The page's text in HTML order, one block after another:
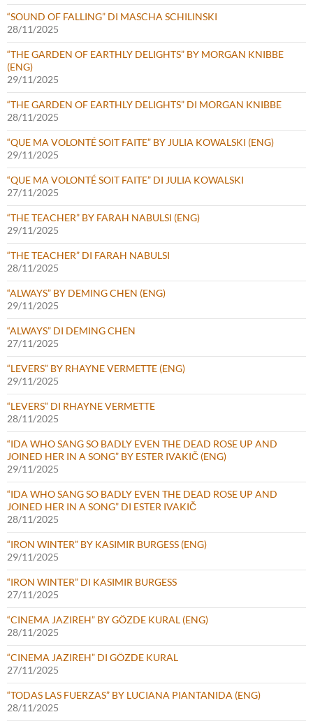
“SOUND OF FALLING” DI MASCHA SCHILINSKI
28/11/2025
“THE GARDEN OF EARTHLY DELIGHTS” BY MORGAN KNIBBE
(ENG)
29/11/2025
“THE GARDEN OF EARTHLY DELIGHTS” DI MORGAN KNIBBE
28/11/2025
“QUE MA VOLONTÉ SOIT FAITE” BY JULIA KOWALSKI (ENG)
29/11/2025
“QUE MA VOLONTÉ SOIT FAITE” DI JULIA KOWALSKI
27/11/2025
“THE TEACHER” BY FARAH NABULSI (ENG)
29/11/2025
“THE TEACHER” DI FARAH NABULSI
28/11/2025
“ALWAYS” BY DEMING CHEN (ENG)
29/11/2025
“ALWAYS” DI DEMING CHEN
27/11/2025
“LEVERS” BY RHAYNE VERMETTE (ENG)
29/11/2025
“LEVERS” DI RHAYNE VERMETTE
28/11/2025
“IDA WHO SANG SO BADLY EVEN THE DEAD ROSE UP AND
JOINED HER IN A SONG” BY ESTER IVAKIČ (ENG)
29/11/2025
“IDA WHO SANG SO BADLY EVEN THE DEAD ROSE UP AND
JOINED HER IN A SONG” DI ESTER IVAKIČ
28/11/2025
“IRON WINTER” BY KASIMIR BURGESS (ENG)
29/11/2025
“IRON WINTER” DI KASIMIR BURGESS
27/11/2025
“CINEMA JAZIREH” BY GÖZDE KURAL (ENG)
28/11/2025
“CINEMA JAZIREH” DI GÖZDE KURAL
27/11/2025
“TODAS LAS FUERZAS” BY LUCIANA PIANTANIDA (ENG)
28/11/2025